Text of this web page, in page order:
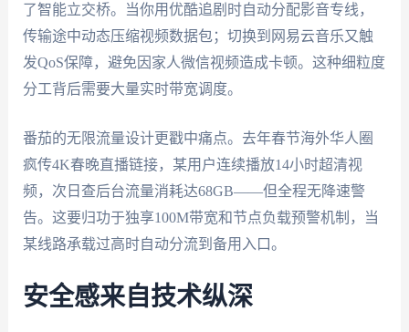
了智能立交桥。当你用优酷追剧时自动分配影音专线，
传输途中动态压缩视频数据包；切换到网易云音乐又触
发QoS保障，避免因家人微信视频造成卡顿。这种细粒度
分工背后需要大量实时带宽调度。
番茄的无限流量设计更戳中痛点。去年春节海外华人圈
疯传4K春晚直播链接，某用户连续播放14小时超清视
频，次日查后台流量消耗达68GB——但全程无降速警
告。这要归功于独享100M带宽和节点负载预警机制，当
某线路承载过高时自动分流到备用入口。
安全感来自技术纵深